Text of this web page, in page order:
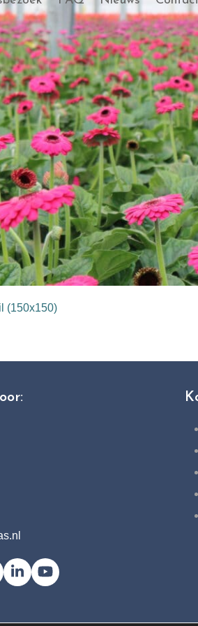
(150x150)
LinkedInYouTube